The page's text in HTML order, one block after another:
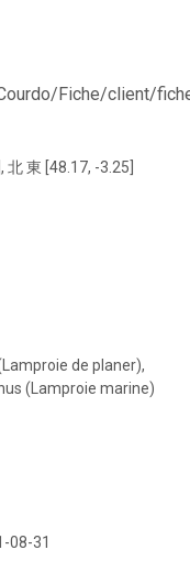
Fiche/client/
北 東 [48.17, -3.25]
de planer),
(Lamproie marine)
08-31